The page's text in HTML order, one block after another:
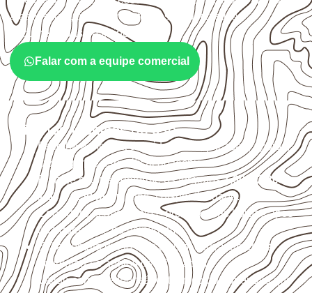
a espessura, o acabamento e as características
documentadas do painel.
Falar com a equipe comercial
Critérios técnicos de uso
Escolha a medida considerando aplicação, apoios,
montagem e especificação técnica.
Planeje o corte conforme os formatos1,60 × 2,20 m e
1,60 × 2,50 m, sujeitos à disponibilidade.
Considere acabamento e proteção das bordas após
qualquer corte ou usinagem.
Evite contato direto com o solo, chuva, umidade
acumulada e apoios desnivelados.
Valide com o responsável técnico qualquer uso que